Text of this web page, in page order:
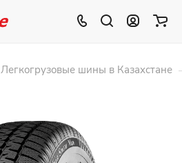
Легкогрузовые шины в Казахстане